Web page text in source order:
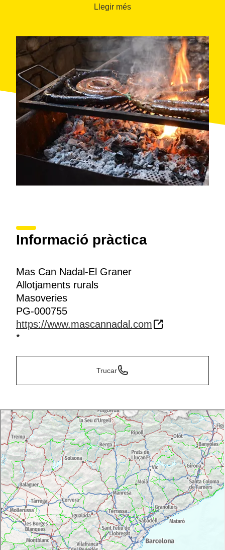
Llegir més
Informació pràctica
Mas Can Nadal-El Graner
Allotjaments rurals
Masoveries
PG-000755
https://www.mascannadal.com
*
Trucar